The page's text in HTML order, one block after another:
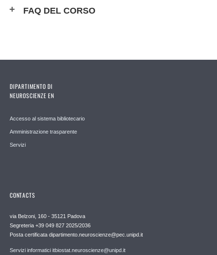
FAQ DEL CORSO
DIPARTIMENTO DI
NEUROSCIENZE EN
Accesso al sistema bibliotecario
Amministrazione trasparente
Servizi
CONTACTS
via Belzoni, 160 - 35121 Padova
Segreteria +39 049 827 2025/2036
Posta certificata dipartimento.neuroscienze@pec.unipd.it
Servizi informatici itbiostat.neuroscienze@unipd.it